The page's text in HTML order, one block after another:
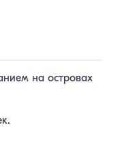
на островах